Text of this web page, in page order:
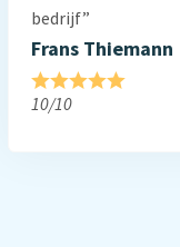
bedrijf”
Frans Thiemann
10/10